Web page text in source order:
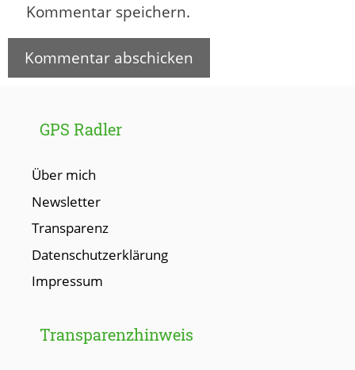
Kommentar speichern.
GPS Radler
Über mich
Newsletter
Transparenz
Datenschutzerklärung
Impressum
Transparenzhinweis